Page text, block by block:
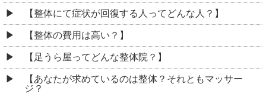
【整体にて症状が回復する人ってどんな人？】
【整体の費用は高い？】
【足うら屋ってどんな整体院？】
【あなたが求めているのは整体？それともマッサー
ジ？